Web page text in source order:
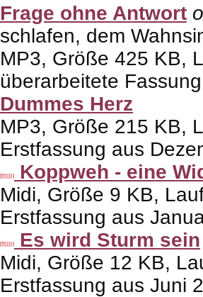
Frage ohne Antwort
schlafen, dem
MP3, Größe 425 KB,
überarbeitete
Dummes Herz
MP3, Größe 215 KB,
Erstfassung aus
Koppweh - eine
Midi, Größe 9 KB,
Erstfassung aus
Es wird Sturm sein
Midi, Größe 12 KB,
Erstfassung aus Juni